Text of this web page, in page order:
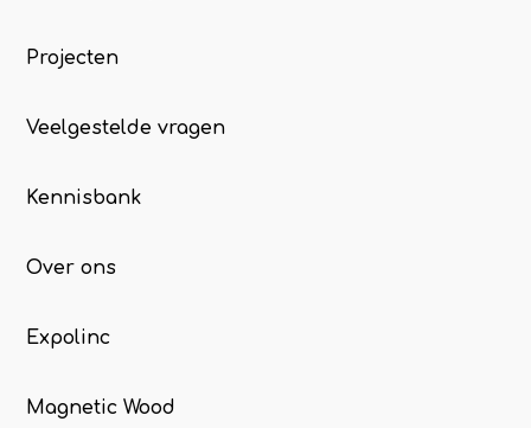
Projecten
Veelgestelde vragen
Kennisbank
Over ons
Expolinc
Magnetic Wood